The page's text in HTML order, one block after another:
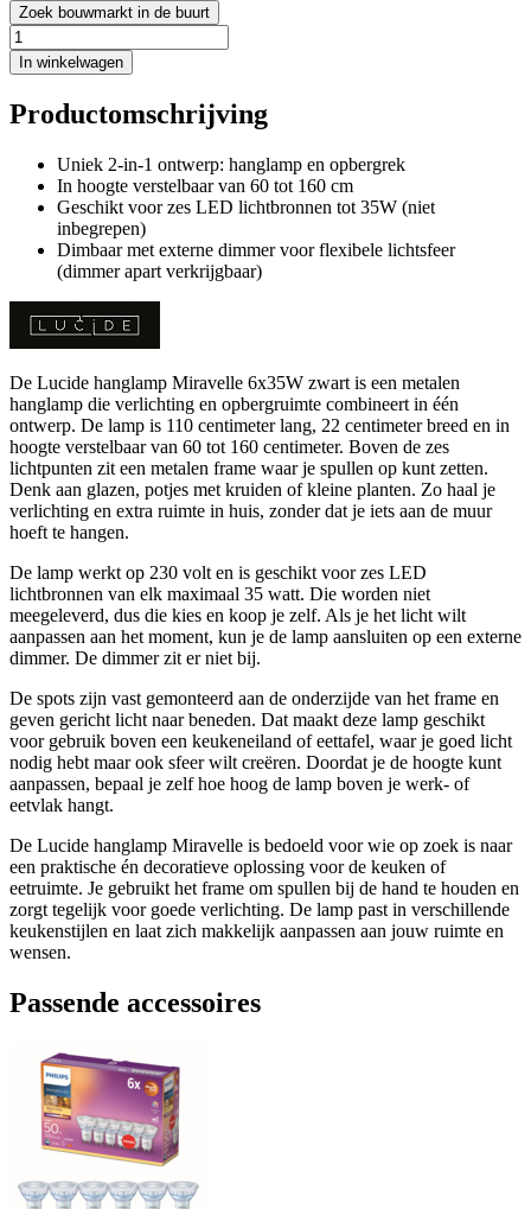
Zoek bouwmarkt in de buurt
In winkelwagen
Productomschrijving
Uniek 2-in-1 ontwerp: hanglamp en opbergrek
In hoogte verstelbaar van 60 tot 160 cm
Geschikt voor zes LED lichtbronnen tot 35W (niet
inbegrepen)
Dimbaar met externe dimmer voor flexibele lichtsfeer
(dimmer apart verkrijgbaar)
De Lucide hanglamp Miravelle 6x35W zwart is een metalen
hanglamp die verlichting en opbergruimte combineert in één
ontwerp. De lamp is 110 centimeter lang, 22 centimeter breed en in
hoogte verstelbaar van 60 tot 160 centimeter. Boven de zes
lichtpunten zit een metalen frame waar je spullen op kunt zetten.
Denk aan glazen, potjes met kruiden of kleine planten. Zo haal je
verlichting en extra ruimte in huis, zonder dat je iets aan de muur
hoeft te hangen.
De lamp werkt op 230 volt en is geschikt voor zes LED
lichtbronnen van elk maximaal 35 watt. Die worden niet
meegeleverd, dus die kies en koop je zelf. Als je het licht wilt
aanpassen aan het moment, kun je de lamp aansluiten op een externe
dimmer. De dimmer zit er niet bij.
De spots zijn vast gemonteerd aan de onderzijde van het frame en
geven gericht licht naar beneden. Dat maakt deze lamp geschikt
voor gebruik boven een keukeneiland of eettafel, waar je goed licht
nodig hebt maar ook sfeer wilt creëren. Doordat je de hoogte kunt
aanpassen, bepaal je zelf hoe hoog de lamp boven je werk- of
eetvlak hangt.
De Lucide hanglamp Miravelle is bedoeld voor wie op zoek is naar
een praktische én decoratieve oplossing voor de keuken of
eetruimte. Je gebruikt het frame om spullen bij de hand te houden en
zorgt tegelijk voor goede verlichting. De lamp past in verschillende
keukenstijlen en laat zich makkelijk aanpassen aan jouw ruimte en
wensen.
Passende accessoires